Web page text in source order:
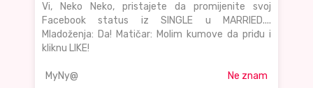
Vi, Neko Neko, pristajete da promijenite svoj
Facebook status iz SINGLE u MARRIED....
Mladoženja: Da! Matičar: Molim kumove da priđu i
kliknu LIKE!
MyNy@ Ne znam